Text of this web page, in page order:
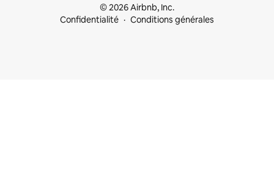
© 2026 Airbnb, Inc.
Confidentialité
Conditions générales